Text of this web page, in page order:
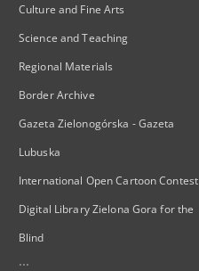
Culture and Fine Arts
Science and Teaching
Regional Materials
Border Archive
Gazeta Zielonogórska - Gazeta
Lubuska
International Open Cartoon Contest
Digital Library Zielona Gora for the
Blind
...